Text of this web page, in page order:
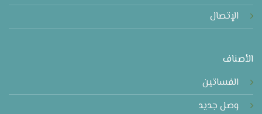
الإتصال
الأصناف
الفساتين
وصل جديد